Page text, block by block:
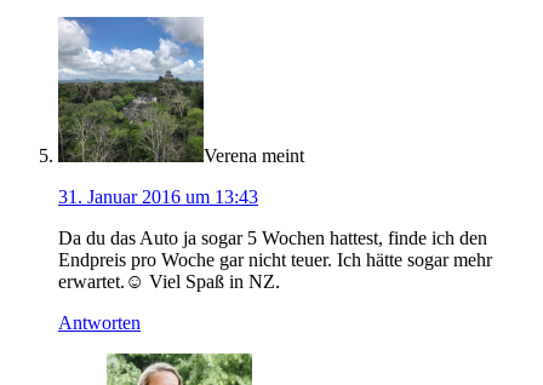
Verena meint
31. Januar 2016 um 13:43
Da du das Auto ja sogar 5 Wochen hattest, finde ich den
Endpreis pro Woche gar nicht teuer. Ich hätte sogar mehr
erwartet.☺ Viel Spaß in NZ.
Antworten